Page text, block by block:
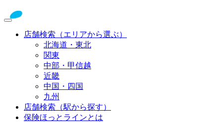
店舗検索（エリアから選ぶ）
北海道・東北
関東
中部・甲信越
近畿
中国・四国
九州
店舗検索（駅から探す）
保険ほっとラインとは